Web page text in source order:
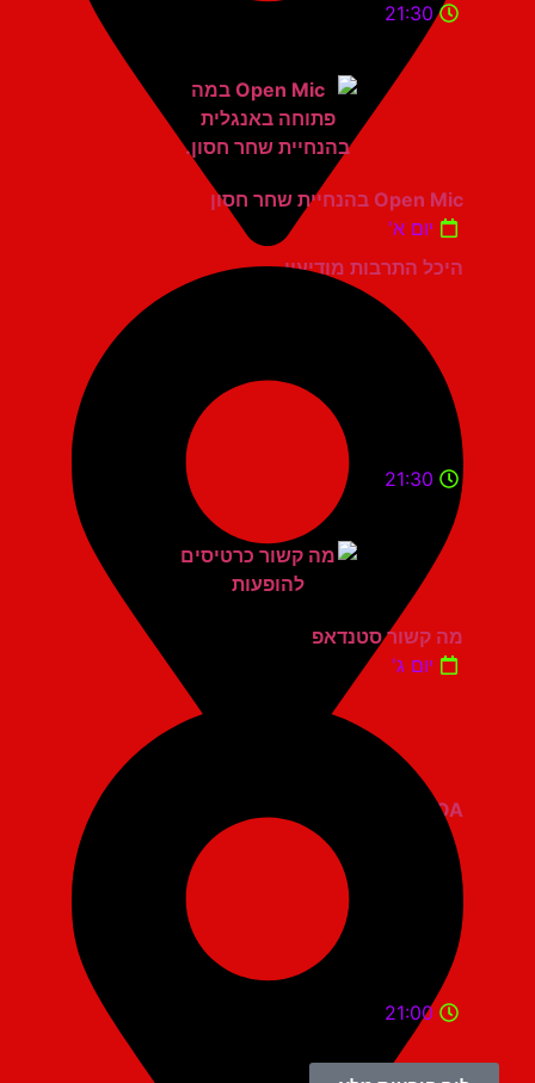
היכל התרבות מודיעין
21:30
Open Mic בהנחיית שחר חסון
יום א'
21:30
מה קשור סטנדאפ
יום ג'
21:00